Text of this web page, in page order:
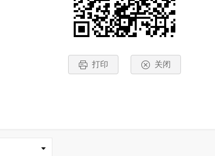
打印 关闭